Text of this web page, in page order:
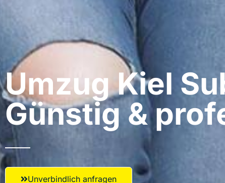
Umzug Kiel​
Günstig &
Unverbindlich anfragen